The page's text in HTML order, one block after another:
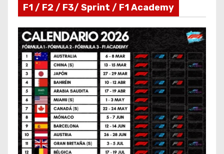
F1 / F2 / F3/ Sprint / F1 Academy